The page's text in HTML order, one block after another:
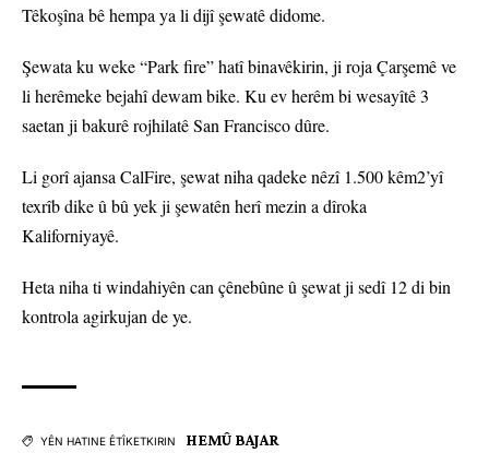
Têkoşîna bê hempa ya li dijî şewatê didome.
Şewata ku weke “Park fire” hatî binavêkirin, ji roja Çarşemê ve
li herêmeke bejahî dewam bike. Ku ev herêm bi wesayîtê 3
saetan ji bakurê rojhilatê San Francisco dûre.
Li gorî ajansa CalFire, şewat niha qadeke nêzî 1.500 kêm2’yî
texrîb dike û bû yek ji şewatên herî mezin a dîroka
Kaliforniyayê.
Heta niha ti windahiyên can çênebûne û şewat ji sedî 12 di bin
kontrola agirkujan de ye.
YÊN HATINE ÊTÎKETKIRIN HEMÛ BAJAR